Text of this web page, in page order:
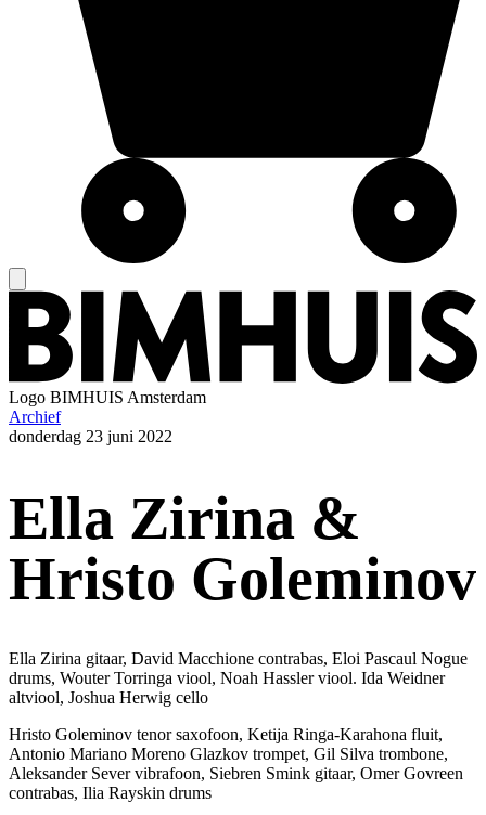
Logo BIMHUIS Amsterdam
Archief
donderdag 23 juni 2022
Ella Zirina &
Hristo Goleminov
Ella Zirina gitaar, David Macchione contrabas, Eloi Pascaul Nogue
drums, Wouter Torringa viool, Noah Hassler viool. Ida Weidner
altviool, Joshua Herwig cello
Hristo Goleminov tenor saxofoon, Ketija Ringa-Karahona fluit,
Antonio Mariano Moreno Glazkov trompet, Gil Silva trombone,
Aleksander Sever vibrafoon, Siebren Smink gitaar, Omer Govreen
contrabas, Ilia Rayskin drums